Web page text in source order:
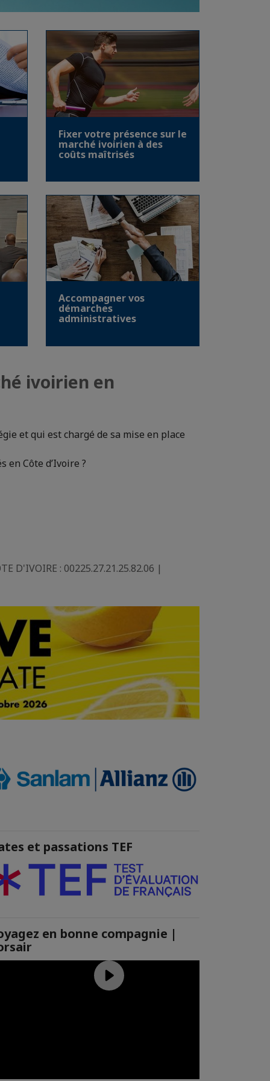
Fixer votre présence sur le
marché ivoirien à des
coûts maîtrisés
Accompagner vos
démarches
administratives
ivoirien en
et qui est chargé de sa mise en place
Côte d’Ivoire ?
D'IVOIRE : 00225.27.21.25.82.06 |
et passations TEF
en bonne compagnie |